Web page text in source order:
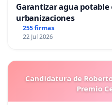
Garantizar agua potable
urbanizaciones
255 firmas
22 Jul 2026
Candidatura de
Premio